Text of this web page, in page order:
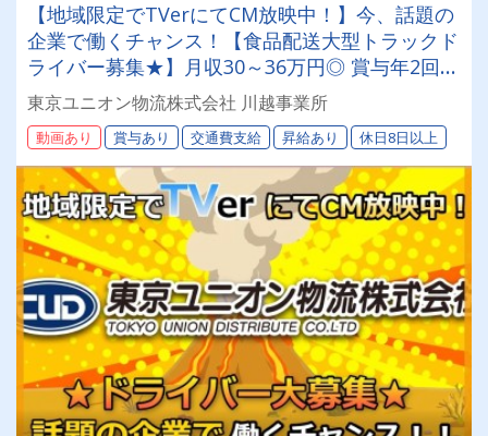
【地域限定でTVerにてCM放映中！】今、話題の
企業で働くチャンス！【食品配送大型トラックド
ライバー募集★】月収30～36万円◎ 賞与年2回／
昇給有／福利厚生充実／仕事量安定／未経験歓迎
◎【年間休日113日以上】連休もあり◎プライベ
ート充実可◎「安心・安全」で働く。東京ユニオ
ン物流でドライバーライフを送りませんか？
東京ユニオン物流株式会社 川越事業所
動画あり 賞与あり 交通費支給 昇給あり 休日8日以上